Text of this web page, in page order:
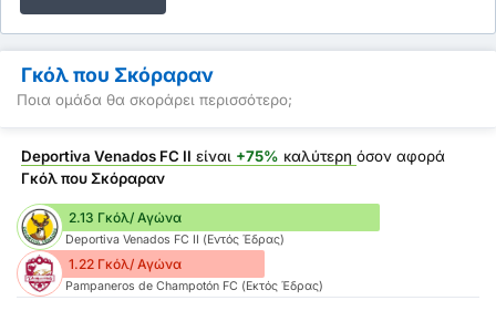
Γκόλ που Σκόραραν
Ποια ομάδα θα σκοράρει περισσότερο;
Deportiva Venados FC II είναι +75% καλύτερη όσον αφορά
Γκόλ που Σκόραραν
2.13 Γκόλ/ Αγώνα
Deportiva Venados FC II (Εντός Έδρας)
1.22 Γκόλ/ Αγώνα
Pampaneros de Champotón FC (Εκτός Έδρας)